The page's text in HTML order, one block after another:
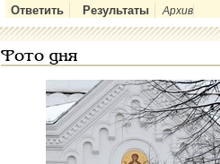
Архив
Фото дня